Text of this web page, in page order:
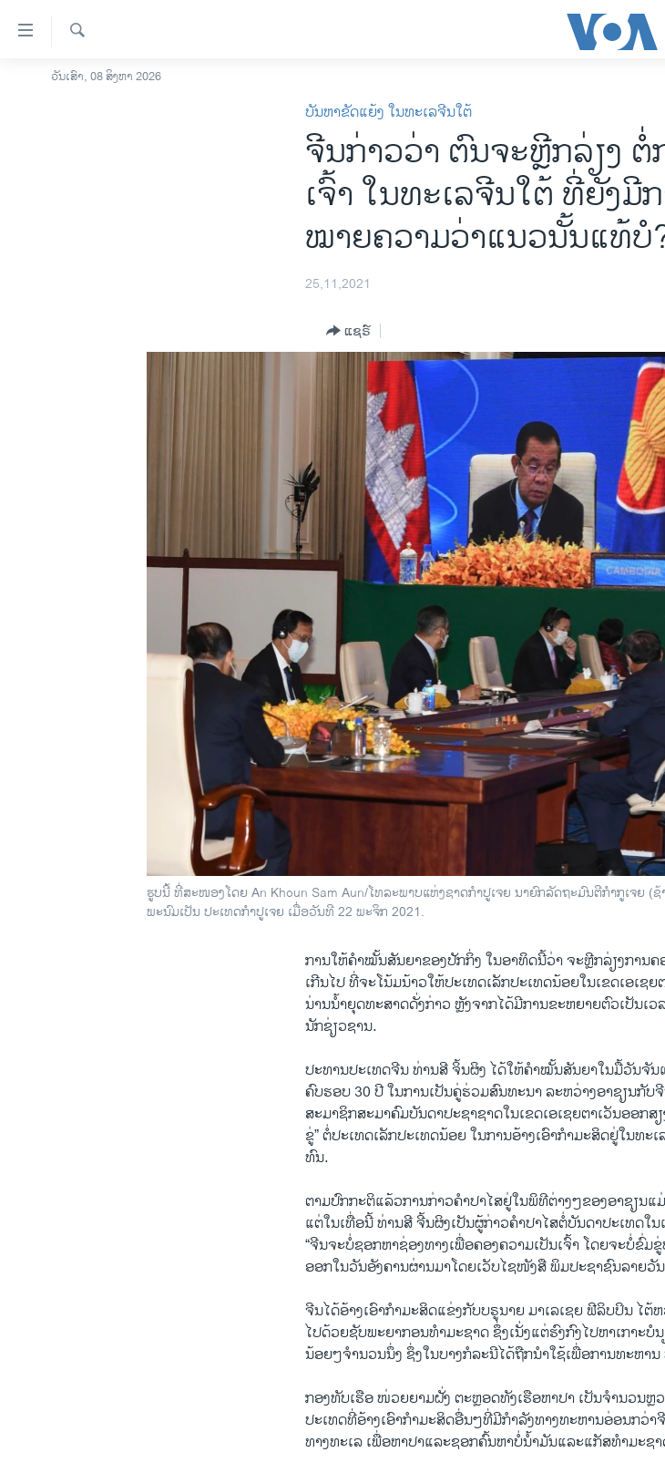
ລິ້ງ
ສຳຫລັບ
ໂຮມເພຈ
ຄົ້ນຫາ
ວັນເສົາ, 08 ສິງຫາ 2026
ບັນຫາຂັດແຍ້ງ ໃນທະເລຈີນໃຕ້
ຈີນ​ກ່າວ​ວ່າ ຕ​ົນ​ຈະ​ຫຼີກ​ລ່ຽງ
ເຈົ້າ ໃນ​ທະ​ເລ​ຈີນ​ໃຕ້ ທີ່​ຍັງ​
ໝາຍ​ຄວາມ​ວ່າ​ແນວນັ້ນ​ແທ້​ບໍ
25,11,2021
ແຊຣ໌
ຮູບນີ້ ທີ່​ສະ​ໜອງ​ໂດຍ An Khoun Sam Aun/ໂທ​ລະ​ພາບ​ແຫ່ງ​ຊາດ​​ກຳ​ປູ​ເຈຍ ນາ​ຍົກ​ລັດ​ຖະ​ມົນ​ຕີ​ກຳ​ກູ​ເຈຍ
ພະ​ນົມ​ເປັນ ປະ​ເທດກຳ​ປູ​ເຈຍ ເມື່ອ​ວັນ​ທີ 22 ພະຈິກ​ 2021.
ການໃຫ້​ຄຳ​ໝັ້ນ​ສັນ​ຍາ​ຂອງປັກ​ກິ່ງ ​ໃນ​ອາ​ທິດນີ້​ວ່າ ຈະ​ຫຼີກ​ລ່ຽງ​ການ​ຄ
ເກີນ​ໄປ ​ທີ່​ຈະ​ໂນ້ມ​ນ້າວ​ໃຫ້​ປະ​ເທດ​ເລັກ​ປະເທດ​ນ້ອຍ​ໃນ​ເຂດ​ເອ​ເຊ
ນ່ານນ້ຳ​ຍຸດ​ທະ​ສາດ​ດັ່ງ​ກ່າວ ຫຼັງ​ຈາກ​ໄດ້​ມີການ​ຂະ​ຫຍາຍ​ຕົວ​ເປັນ​ເ
ນັກ​ຊ່ຽວ​ຊາ​ນ.
ປະ​ທານ​ປະ​ເທດ​ຈີນ ທ່ານ​ສີ ຈິ້ນ​ຜິງ ໄດ້​ໃຫ້​ຄຳ​ໝັ້ນ​ສັນ​ຍາ​ໃນ​ມື້​ວັນ​ຈັ
ຄົບ​ຮອບ 30 ປີ ໃນ​ການເປັນ​ຄູ່​ຮ່ວມ​ສົນທະ​ນາ ​ລະ​ຫ​ວ່າງ​ອາ​ຊຽນກັ
ສະມາ​ຊິກສະ​ມາ​ຄົມ​ບັນ​ດາ​ປະ​ຊາ​ຊາດ​ໃນ​ເຂດ​ເອ​ເຊຍ​ຕາ​ເວັນ​ອອກ​ສ
ຂູ່” ຕໍ່​ປະ​ເທດ​ເລັກ​ປະ​ເທດ​ນ້ອຍ ໃນ​ການ​ອ້າງ​ເອົາ​ກຳ​ມະ​ສິດຢູ່​ໃນ​
ທົນ.
ຕາມ​ປົກ​ກະ​ຕິ​ແລ້ວການ​ກ່າວ​ຄຳ​ປາ​ໄສ​ຢູ່​ໃນ​ພິ​ທີ​ຕ່າງໆ​ຂອງ​ອາ​ຊຽນ​
ແຕ່​ໃນ​ເທື່ອນີ້ ທ່ານ​ສີ ຈີ້ນ​ຜິງເປັນ​ຜູ້​ກ່າວຄຳ​ປາ​ໄສ​ຕໍ່​ບັນ​ດາ​ປະ​ເທດ​ໃນ​
“ຈີນຈະ​ບໍ່​ຊອກ​ຫາຊ່ອງ​ທາງເພື່ອ​ຄອງ​ຄວາມ​ເປັນ​ເຈົ້າ​ ໂດຍ​ຈະ​ບໍ່​ຂົ່ມ​
ອອກ​ໃນ​ວັນ​ອັງ​ຄານ​ຜ່ານ​ມາໂດຍ​ເວັບ​ໄຊ​ໜັງ​ສື ​ພິມ​ປະ​ຊາ​ຊົນ​ລາຍ​ວັ
ຈີນ​ໄດ້​ອ້າງ​ເອົາ​ກຳ​ມະ​ສິດ​ແຂ່ງ​ກັບ​ບ​ຣູ​ນາຍ ມາ​ເລ​ເຊຍ ຟີ​ລິບ​ປິນ ໄ
ໄປ​ດ້ວຍ​ຊັບ​ພະ​ຍາ​ກອນ​ທຳ​ມະ​ຊາດ ຊຶ່ງ​ເນັ່ງ​ແຕ່​ຮົງ​ກົງໄປ​ຫາ​ເກາະ​
ນ້ອຍໆຈຳ​ນວນ​ນຶ່ງ ຊຶ່ງ​ໃນ​ບາງ​ກໍ​ລະ​ນີ​ໄດ້​ຖືກ​ນຳ​ໃຊ້​ເພື່ອ​ການ​ທ​ະ​ຫາ
ກອງ​ທັບ​ເຮືອ​ ໜ່ວຍ​ຍາມ​ຝັ່ງ ຕະ​ຫຼອດ​ທັງ​ເຮືອ​ຫາ​ປາ ​ເປັນ​ຈຳ​ນວນ​ຫຼ
ປະ​ເທດ​ທີ່​ອ້າງ​ເອົາ​ກຳ​ມະ​ສິດ​ອື່ນໆທີ່​ມີ​ກຳລັງ​ທາງ​ທະ​ຫານ​ອ່ອນກວ່າ​
ທາງ​ທະເລ ​ເພື່ອຫາ​ປາ​ແລະຊອກ​ຄົ້ນ​ຫາ​ບໍ່ນ້ຳ​ມັນ​ແລະ​ແກັ​ສ​ທຳ​ມະ​ຊ